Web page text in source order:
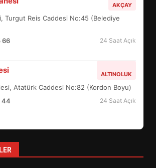
AKÇAY
Turgut Reis Caddesi No:45 (Belediye
66
24 Saat Açık
ALTINOLUK
Atatürk Caddesi No:82 (Kordon Boyu)
44
24 Saat Açık
TURNUVASI KAYITLARI NEYİ
YENİ YÖNETİM NASIL
ŞEKİLLENDİ?
HAREKETE GEÇİYOR: GÖZLER